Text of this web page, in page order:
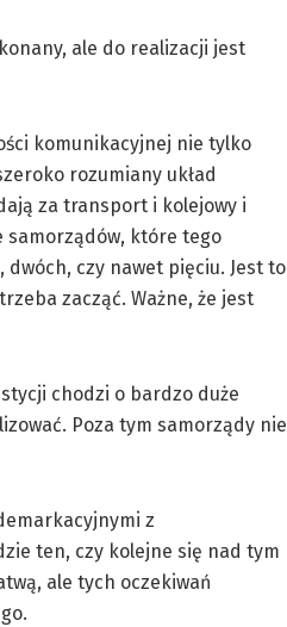
ale do realizacji jest
komunikacyjnej nie tylko
rozumiany układ
za transport i kolejowy i
samorządów, które tego
czy nawet pięciu. Jest to
zacząć. Ważne, że jest
chodzi o bardzo duże
Poza tym samorządy nie
z
ten, czy kolejne się nad tym
ale tych oczekiwań